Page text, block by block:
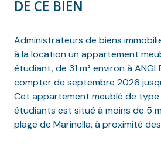
DE CE BIEN
Administrateurs de biens
à la location un appartement
étudiant, de 31 m² environ à
compter de septembre 2026
Cet appartement meublé de type
étudiants est situé à moins de 5
plage de Marinella, à proximité